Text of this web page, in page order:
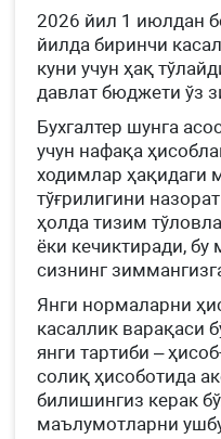
2026 йил 1 июлдан
йилда биринчи
куни учун ҳақ
давлат бюджети ўз
Бухгалтер шунга
учун нафақа
ходимлар ҳақидаги
тўғрилигини
ҳолда тизим
ёки кечиктиради,
сизнинг
Янги нормаларни
касаллик варақаси
янги тартиби –
солиқ ҳисоботида
билишингиз керак
маълумотларни